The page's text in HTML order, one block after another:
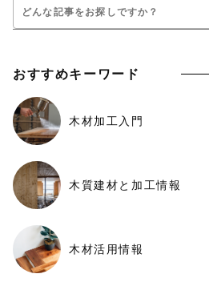
おすすめキーワード
木材加工入門
木質建材と加工情報
木材活用情報